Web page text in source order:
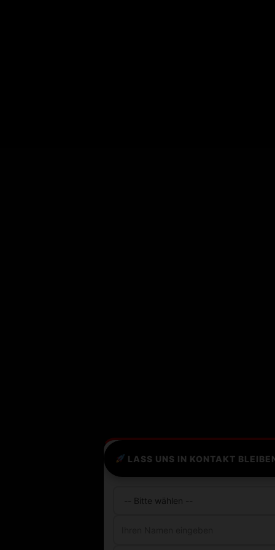
LASS UNS IN KONTAKT